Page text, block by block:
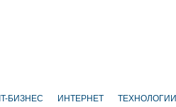
IT-БИЗНЕС ИНТЕРНЕТ ТЕХНОЛОГИИ